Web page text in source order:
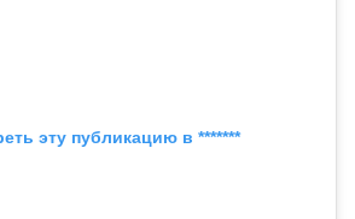
эту публикацию в *******